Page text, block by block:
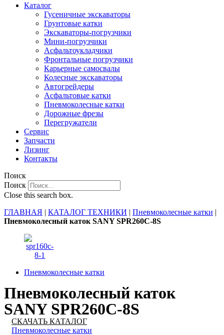
Каталог
Гусеничные экскаваторы
Грунтовые катки
Экскаваторы-погрузчики
Мини-погрузчики
Асфальтоукладчики
Фронтальные погрузчики
Карьерные самосвалы
Колесные экскаваторы
Автогрейдеры
Асфальтовые катки
Пневмоколесные катки
Дорожные фрезы
Перегружатели
Сервис
Запчасти
Лизинг
Контакты
Поиск
Поиск
Close this search box.
ГЛАВНАЯ | КАТАЛОГ ТЕХНИКИ | Пневмоколесные катки |
Пневмоколесный каток SANY SPR260C-8S
Пневмоколесные катки
Пневмоколесный каток
SANY SPR260C-8S
СКАЧАТЬ КАТАЛОГ
Пневмоколесные катки